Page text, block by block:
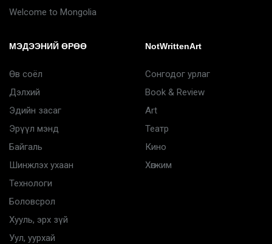
Welcome to Mongolia
МЭДЭЭНИЙ ӨРӨӨ
Өв соёл
Дэлхий
Эдийн засаг
Эрүүл мэнд
Байгаль
Шинжлэх ухаан
Технологи
Боловсрол
Хууль, эрх зүй
Уул, уурхай
NotWrittenArt
Сонгодог урлаг
Book & Review
Art
Театр
Кино
Хөгжим